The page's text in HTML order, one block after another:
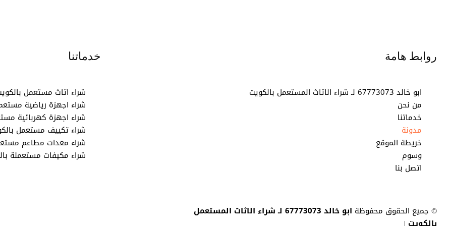
خدماتنا
شراء اثاث مستعمل
شراء اجهزة رياضية
شراء اجهزة كهربائية
شراء تكييف مستعمل
شراء معدات مطاعم
شراء مكيفات مستعملة
روابط هامة
ابو خالد 67773073 لـ شراء الاثاث المستعمل بالكويت
من نحن
خدماتنا
مدونة
خريطة الموقع
وسوم
اتصل بنا
© جميع الحقوق محفوظة
ابو خالد 67773073 لـ شراء الاثاث المستعمل